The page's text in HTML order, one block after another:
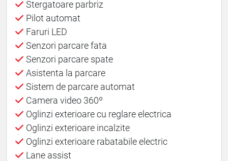
Stergatoare parbriz
Pilot automat
Faruri LED
Senzori parcare fata
Senzori parcare spate
Asistenta la parcare
Sistem de parcare automat
Camera video 360º
Oglinzi exterioare cu reglare electrica
Oglinzi exterioare incalzite
Oglinzi exterioare rabatabile electric
Lane assist